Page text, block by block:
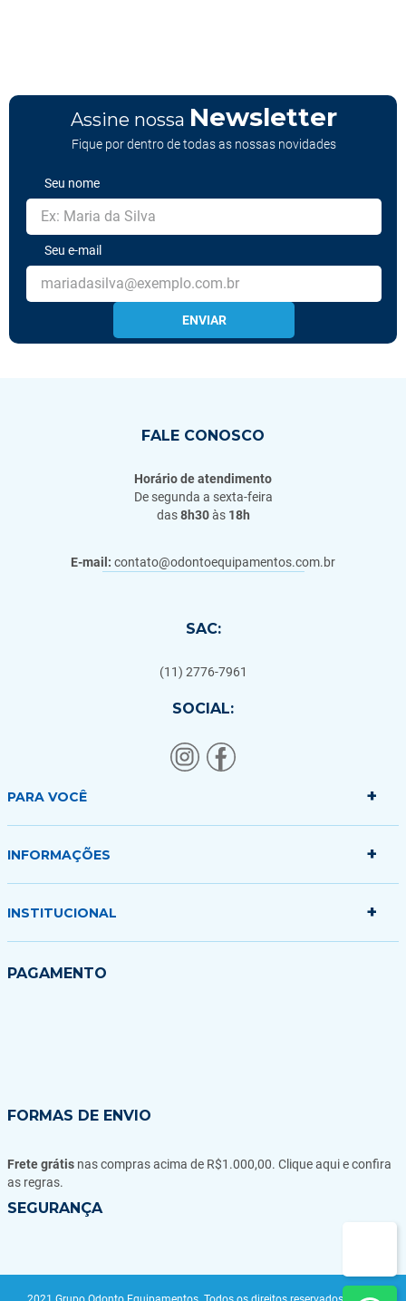
Assine nossa Newsletter
Fique por dentro de todas as nossas novidades
Seu nome
Seu e-mail
ENVIAR
FALE CONOSCO
Horário de atendimento
De segunda a sexta-feira
das8h30às 18h
E-mail: contato@odontoequipamentos.com.br
SAC:
(11) 2776-7961
SOCIAL:
PARA VOCÊ +
Minha conta
INFORMAÇÕES +
Politica de Entrega
INSTITUCIONAL +
Quem somos
PAGAMENTO
FORMAS DE ENVIO
Frete grátis nas compras acima de R$1.000,00. Clique aqui e confira
as regras.
SEGURANÇA